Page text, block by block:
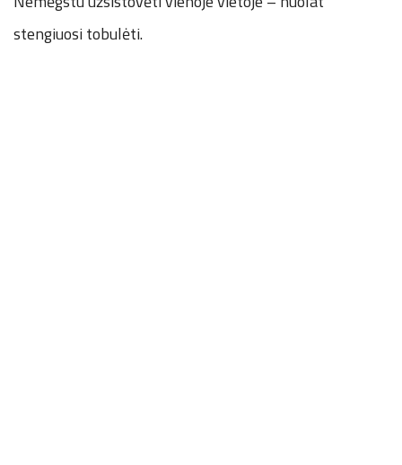
stengiuosi tobulėti.